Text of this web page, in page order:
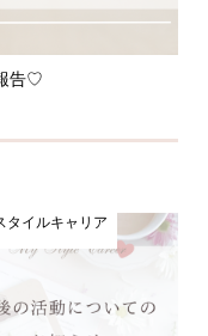
告♡
タイルキャリア